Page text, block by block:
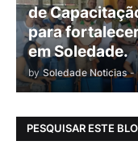
de
para
em Soledade.
by Soledade Noticias -
PESQUISAR ESTE